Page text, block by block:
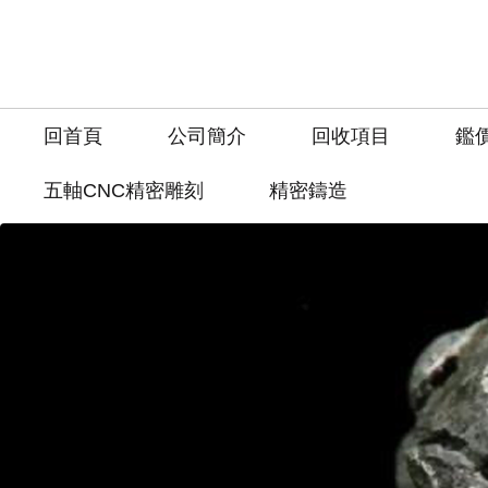
回首頁 公司簡介 回收項目 鑑
五軸CNC精密雕刻 精密鑄造